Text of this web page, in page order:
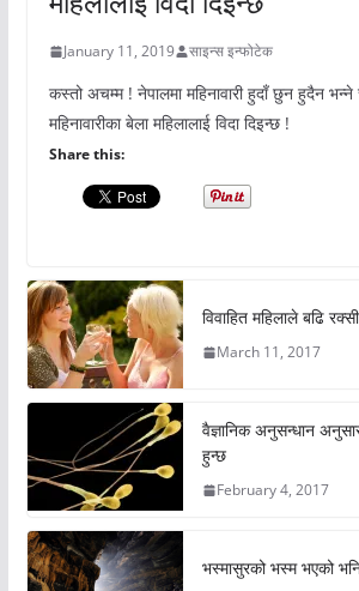
January 11, 2019 साइन्स इन्फोटेक
कस्तो अचम्म ! नेपालमा महिनावारी हुदाँ छुन हुदैन
महिनावारीका बेला महिलालाई विदा दिइन्छ !
Share this:
विवाहित महिलाले बढि
March 11, 2017
वैज्ञानिक अनुसन्धान
हुन्छ
February 4, 2017
भस्मासुरको भस्म भएको